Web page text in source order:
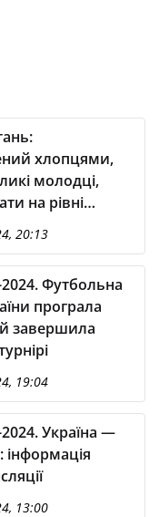
хлопцями,
молодці,
на рівні
20:13
Футбольна
програла
завершила
19:04
Україна —
інформація
13:00